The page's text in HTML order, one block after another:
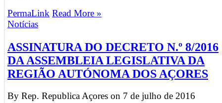
PermaLink Read More »
Notícias
ASSINATURA DO DECRETO N.º 8/2016
DA ASSEMBLEIA LEGISLATIVA DA
REGIÃO AUTÓNOMA DOS AÇORES
By Rep. Republica Açores on 7 de julho de 2016